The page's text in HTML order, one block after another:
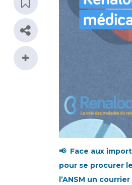
📢 Face aux
pour se procurer
l’ANSM un